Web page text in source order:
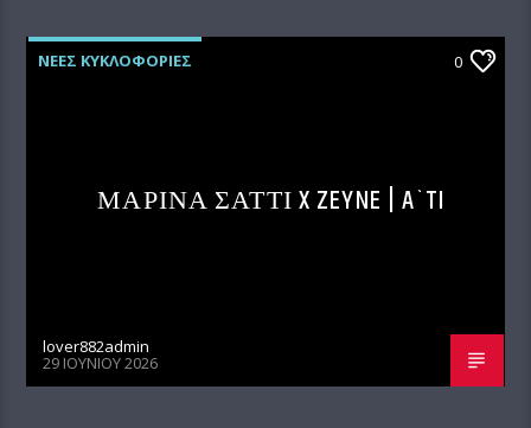
ΝΕΕΣ ΚΥΚΛΟΦΟΡΙΕΣ 0
ΜΑΡΙΝΑ ΣΑΤΤΙ X ZEYNE | A`TI
lover882admin
29 ΙΟΥΝΊΟΥ 2026